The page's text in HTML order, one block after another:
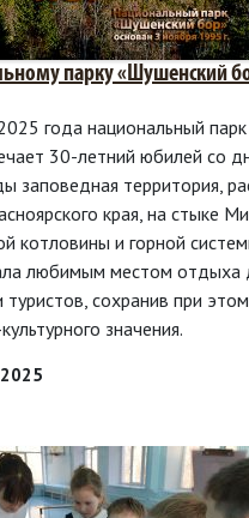
парку «Шушенский
года национальный
30-летний юбилей со
заповедная территория,
края, на стыке
котловины и горной
любимым местом отдыха
туристов, сохранив при
значения.